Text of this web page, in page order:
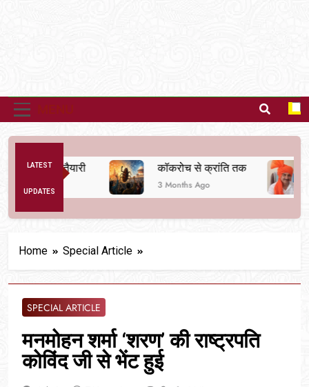
LATEST
UPDATES
की तैयारी कॉकरोच से क्रांति तक
3 Months Ago
Home Special Article
SPECIAL ARTICLE
मनमोहन शर्मा ‘शरण’ की राष्ट्रपति
कोविंद जी से भेंट हुई